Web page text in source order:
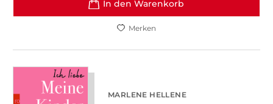
In den Warenkorb
Merken
MARLENE HELLENE